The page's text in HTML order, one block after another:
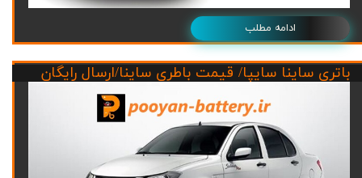
ادامه مطلب
باتری ساینا سایپا/ قیمت باطری ساینا/ارسال رایگان